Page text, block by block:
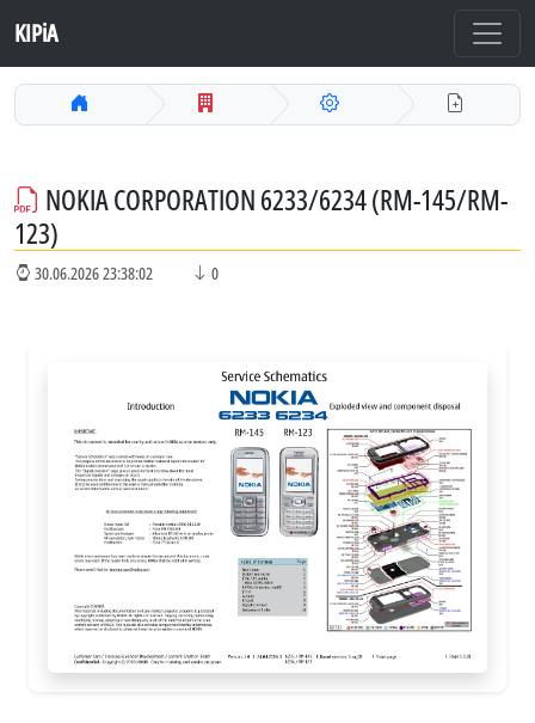
KIPiA
NOKIA CORPORATION 6233/6234 (RM-145/RM-
123)
30.06.2026 23:38:02 0